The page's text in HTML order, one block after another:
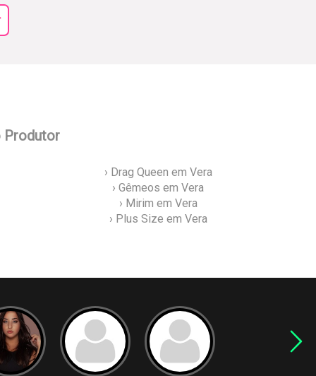
Produtor
› Drag Queen em Vera
› Gêmeos em Vera
› Mirim em Vera
› Plus Size em Vera